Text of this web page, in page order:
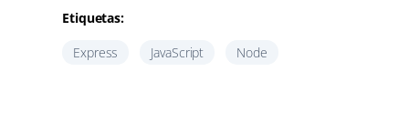
Etiquetas:
Express JavaScript Node